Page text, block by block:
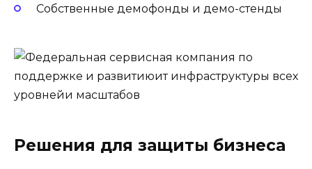
Собственные демофонды и демо-стенды
Решения для защиты бизнеса